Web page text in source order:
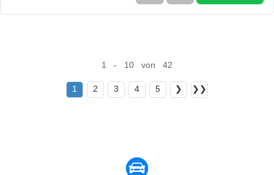
1 - 10 von 42
1 2 3 4 5 ❯ ❯❯